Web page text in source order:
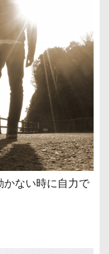
かない時に自力で